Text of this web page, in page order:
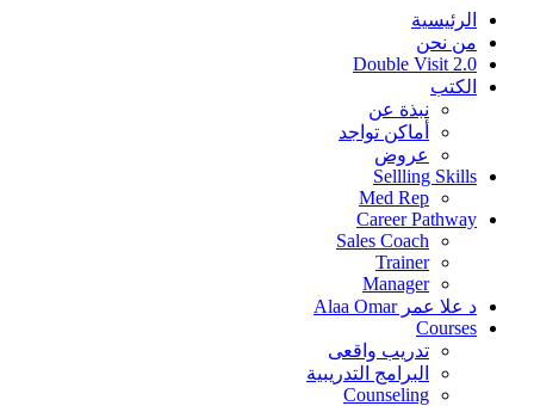
الرئيسية
من نحن
Double Visit 2.0
الكتب
نبذة عن
أماكن تواجد
عروض
Sellling Skills
Med Rep
Career Pathway
Sales Coach
Trainer
Manager
د علا عمر Alaa Omar
Courses
تدريب واقعى
البرامج التدريبية
Counseling